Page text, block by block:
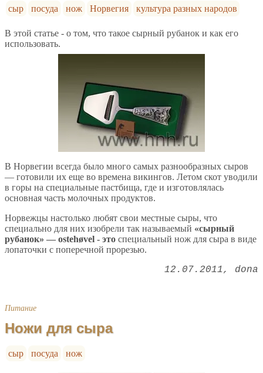
сыр посуда нож Норвегия культура разных народов
В этой статье - о том, что такое сырный рубанок и как его
использовать.
В Норвегии всегда было много самых разнообразных сыров
— готовили их еще во времена викингов. Летом скот уводили
в горы на специальные пастбища, где и изготовлялась
основная часть молочных продуктов.
Норвежцы настолько любят свои местные сыры, что
специально для них изобрели так называемый «сырный
рубанок» — ostehøvel - это специальный нож для сыра в виде
лопаточки с поперечной прорезью.
12.07.2011 dona
Питание
Ножи для сыра
сыр посуда нож